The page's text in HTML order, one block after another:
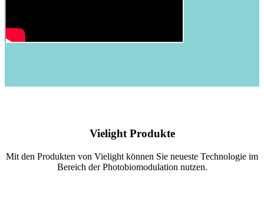
Vielight Produkte
Mit den Produkten von Vielight können Sie neueste Technologie im
Bereich der Photobiomodulation nutzen.